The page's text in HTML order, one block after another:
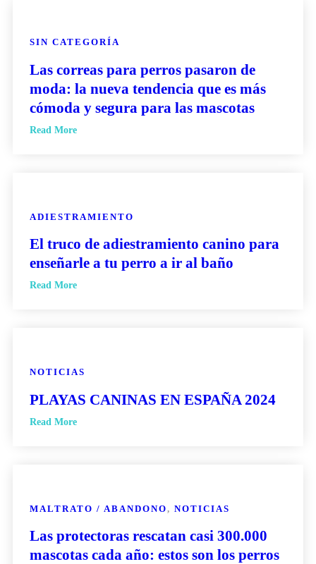
SIN CATEGORÍA
Las correas para perros pasaron de
moda: la nueva tendencia que es más
cómoda y segura para las mascotas
Read More
ADIESTRAMIENTO
El truco de adiestramiento canino para
enseñarle a tu perro a ir al baño
Read More
NOTICIAS
PLAYAS CANINAS EN ESPAÑA 2024
Read More
MALTRATO / ABANDONO, NOTICIAS
Las protectoras rescatan casi 300.000
mascotas cada año: estos son los perros